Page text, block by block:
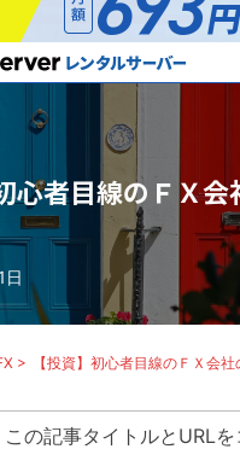
心者目線のＦＸ会
日
> 【投資】初心者目線のＦＸ会
この記事タイトルとURLを